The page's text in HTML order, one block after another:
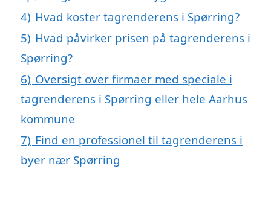
4) Hvad koster tagrenderens i Spørring?
5) Hvad påvirker prisen på tagrenderens i
Spørring?
6) Oversigt over firmaer med speciale i
tagrenderens i Spørring eller hele Aarhus
kommune
7) Find en professionel til tagrenderens i
byer nær Spørring